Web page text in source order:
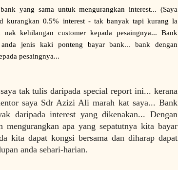
yang sama untuk mengurangkan interest... (Saya
kurangkan 0.5% interest - tak banyak tapi kurang la
nak kehilangan customer kepada pesaingnya... Bank
jenis kaki ponteng bayar bank... bank dengan
pesaingnya...
tak tulis daripada special report ini... kerana
saya Sdr Azizi Ali marah kat saya... Bank
daripada interest yang dikenakan... Dengan
apa yang sepatutnya kita bayar
kita dapat kongsi bersama dan diharap dapat
anda sehari-harian.